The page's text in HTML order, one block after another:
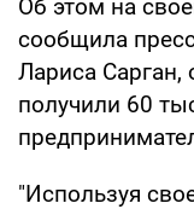
Об этом на
сообщила
Лариса Сарган,
получили 60
"Используя